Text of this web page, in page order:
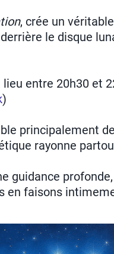
, crée un
le disque
entre 20h30 et
)
principalement
rayonne
guidance
en faisons